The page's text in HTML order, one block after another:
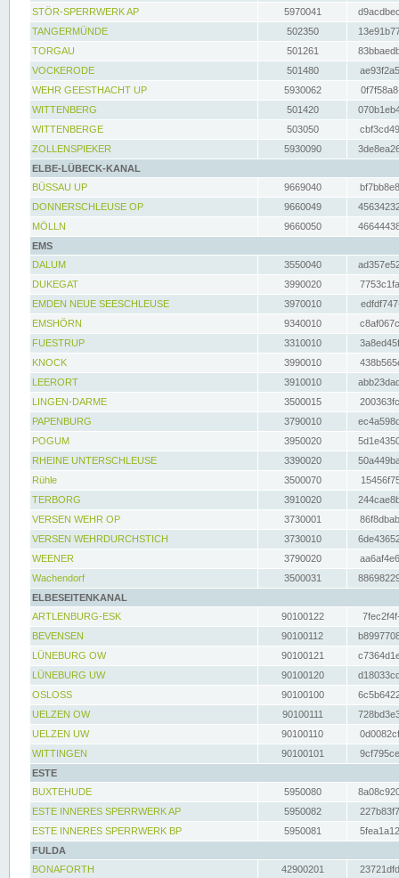
STÖR-SPERRWERK AP 5970041
TANGERMÜNDE
502350
TORGAU
501261
VOCKERODE
501480
WEHR GEESTHACHT UP
5930062
WITTENBERG
501420
WITTENBERGE
503050
ZOLLENSPIEKER
5930090
ELBE-LÜBECK-KANAL
BÜSSAU UP
9669040
DONNERSCHLEUSE OP
9660049
MÖLLN
9660050
EMS
DALUM
3550040
DUKEGAT
3990020
EMDEN NEUE SEESCHLEUSE
3970010
EMSHÖRN
9340010
FUESTRUP
3310010
KNOCK
3990010
LEERORT
3910010
LINGEN-DARME
3500015
PAPENBURG
3790010
POGUM
3950020
RHEINE UNTERSCHLEUSE
3390020
Rühle
3500070
TERBORG
3910020
VERSEN WEHR OP
3730001
VERSEN WEHRDURCHSTICH
3730010
WEENER
3790020
Wachendorf
3500031
ELBESEITENKANAL
ARTLENBURG-ESK
90100122
BEVENSEN
90100112
LÜNEBURG OW
90100121
LÜNEBURG UW
90100120
OSLOSS
90100100
UELZEN OW
90100111
UELZEN UW
90100110
WITTINGEN
90100101
ESTE
BUXTEHUDE
5950080
ESTE INNERES SPERRWERK AP
5950082
ESTE INNERES SPERRWERK BP
5950081
FULDA
BONAFORTH
42900201